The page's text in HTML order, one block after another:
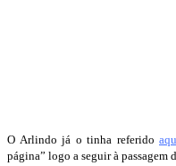
O Arlindo já o tinha referido
página” logo a seguir à passagem